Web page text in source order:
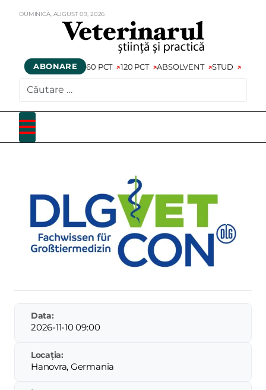
DUMINICĂ, AUGUST09, 2026
ABONARE 60 PCT 120 PCT ABSOLVENT STUD
Data:
2026-11-10 09:00
Locația:
Hanovra, Germania